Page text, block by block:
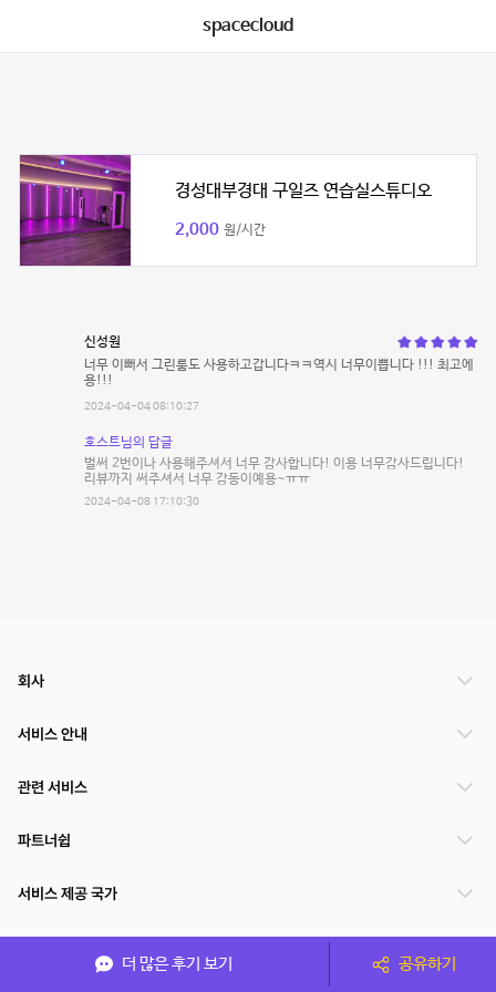
spacecloud
경성대부경대 구일즈 연습실스튜디오
2,000 원/시간
신성원
너무 이뻐서 그린룸도 사용하고갑니다ㅋㅋ역시 너무이쁩니다 !!! 최고에
용!!!
2024-04-04 08:10:27
호스트님의 답글
벌써 2번이나 사용해주셔서 너무 감사합니다! 이용 너무감사드립니다!
리뷰까지 써주셔서 너무 감동이예용~ㅠㅠ
2024-04-08 17:10:30
더 많은 후기 보기 공유하기
회사
서비스 안내
관련 서비스
파트너쉽
서비스 제공 국가
(주)NSPACE 사업자정보